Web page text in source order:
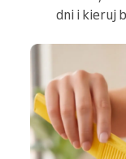
dni i kieruj